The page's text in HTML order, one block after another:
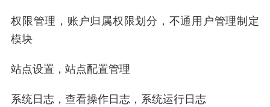
权限管理，账户归属权限划分，不通用户管理制定
模块
站点设置，站点配置管理
系统日志，查看操作日志，系统运行日志